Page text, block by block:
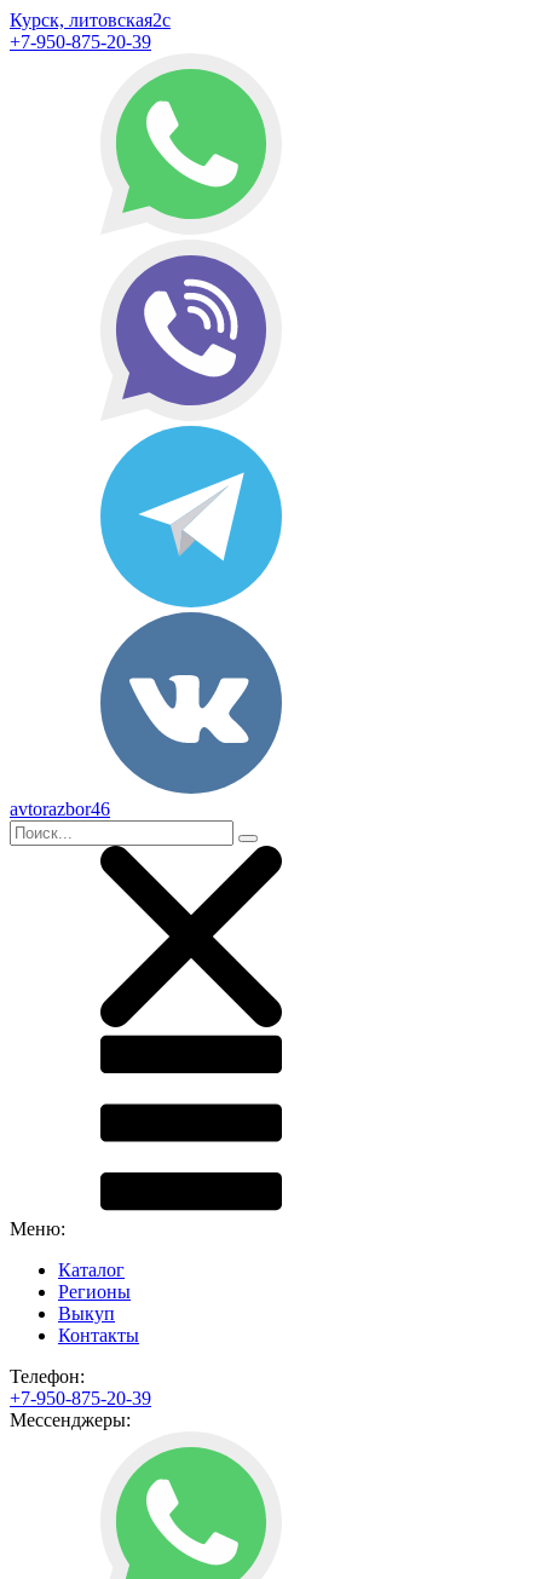
Курск, литовская2с
+7-950-875-20-39
avtorazbor46
Меню:
Каталог
Регионы
Выкуп
Контакты
Телефон:
+7-950-875-20-39
Мессенджеры: